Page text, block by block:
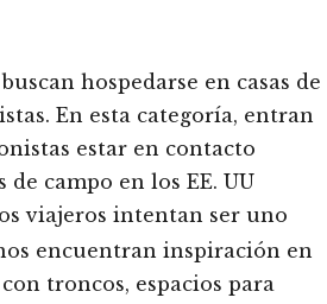
hospedarse en casas de
En esta categoría, entran
estar en contacto
campo en los EE. UU
viajeros intentan ser uno
encuentran inspiración en
troncos, espacios para